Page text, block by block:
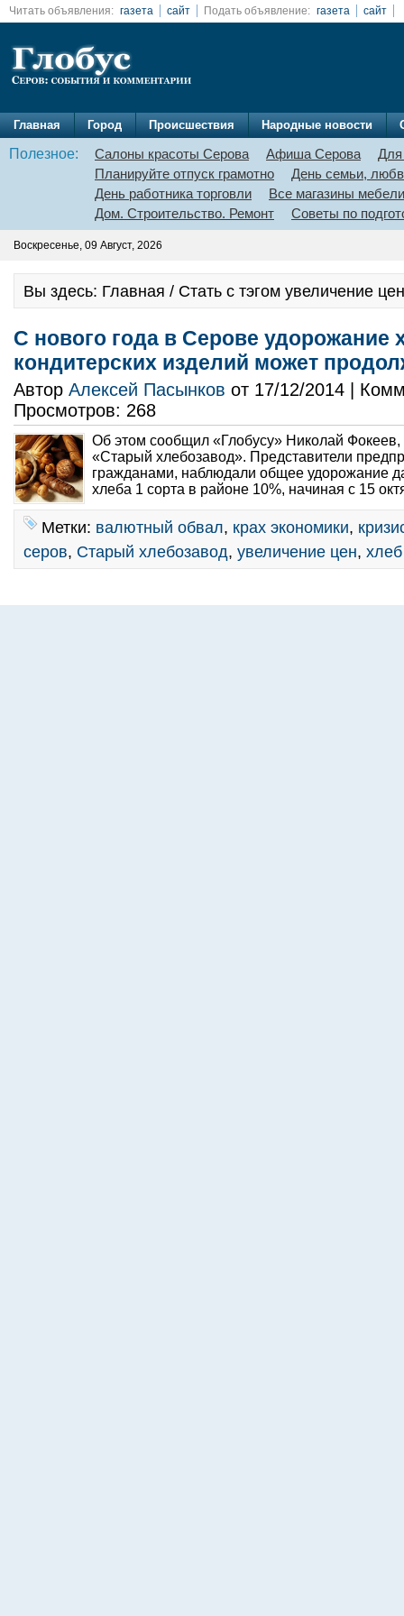
Читать объявления: газета сайт Подать объявление: газета сайт
Главная Город Происшествия Народные новости
Полезное: Салоны красоты Серова Афиша Серова
Для
Планируйте отпуск грамотно
День семьи,
День работника торговли
Все магазины мебели
Дом. Строительство. Ремонт
Советы по
Воскресенье, 09 Август, 2026
Вы здесь: Главная / Стать с тэгом увеличение цен
С нового года в Серове удорожание
кондитерских изделий может
Автор Алексей Пасынков от 17/12/2014 |
Просмотров: 268
Об этом сообщил «Глобусу» Николай
«Старый хлебозавод». Представители
гражданами, наблюдали общее удорожание
хлеба 1 сорта в районе 10%, начиная с 15
Метки: валютный обвал, крах экономики,
серов, Старый хлебозавод, увеличение цен,